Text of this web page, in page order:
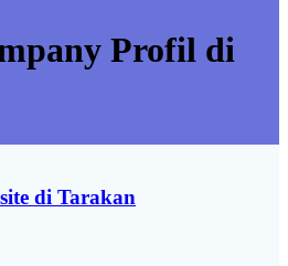
Profil di
di Tarakan